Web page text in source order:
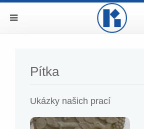
Pítka
Ukázky našich prací